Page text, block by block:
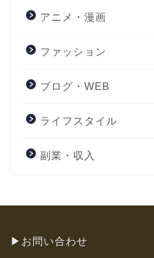
アニメ・漫画
ファッション
ブログ・WEB
ライフスタイル
副業・収入
▶︎ お問い合わせ